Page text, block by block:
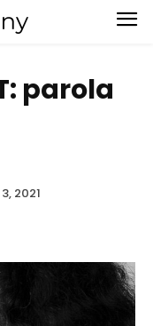
parola
2021